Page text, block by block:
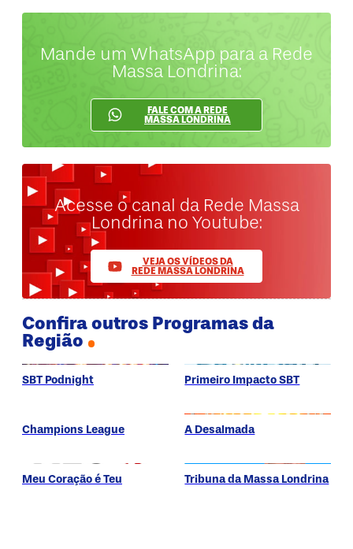
Mande um WhatsApp para a Rede
Massa Londrina:
FALE COM A REDE
MASSA LONDRINA
Acesse o canal da Rede Massa
Londrina no Youtube:
VEJA OS VÍDEOS DA
REDE MASSA LONDRINA
Confira outros Programas da
Região
SBT Podnight Primeiro Impacto SBT
Champions League A Desalmada
Meu Coração é Teu Tribuna da Massa Londrina